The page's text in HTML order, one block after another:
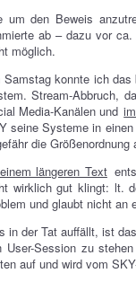
um den Beweis
ab – dazu vor ca.
möglich.
Samstag konnte ich das
Stream-Abbruch,
Media-Kanälen und
seine Systeme in
die
längeren Text
wirklich gut klingt: lt.
und glaubt nicht an
in der Tat auffällt, ist
User-Session zu
auf und wird vom